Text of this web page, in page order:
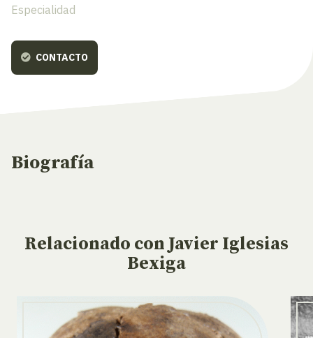
Especialidad
CONTACTO
Biografía
Relacionado con Javier Iglesias
Bexiga